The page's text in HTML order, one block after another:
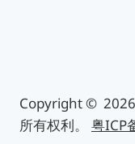
Copyright © 2026
所有权利。 粤ICP